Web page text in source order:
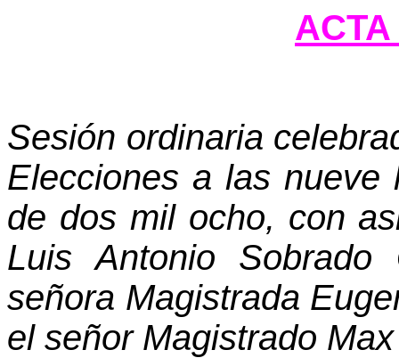
ACTA
Sesión ordinaria
Elecciones a las nueve
de dos mil ocho, con
Luis Antonio Sobrado
señora Magistrada
el señor Magistrado